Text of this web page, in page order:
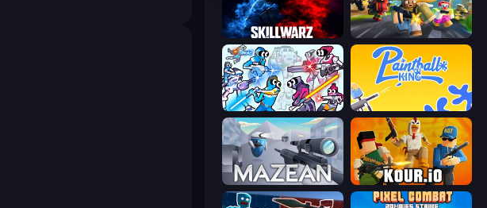
SkillWarz Poxel.io
Space Wars Battleground Paintball King
Mazean Kour.io